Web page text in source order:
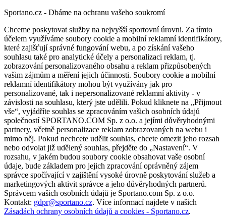
Sportano.cz - Dbáme na ochranu vašeho soukromí
Chceme poskytovat služby na nejvyšší sportovní úrovni. Za tímto
účelem využíváme soubory cookie a mobilní reklamní identifikátory,
které zajišťují správné fungování webu, a po získání vašeho
souhlasu také pro analytické účely a personalizaci reklam, tj.
zobrazování personalizovaného obsahu a reklam přizpůsobených
vašim zájmům a měření jejich účinnosti. Soubory cookie a mobilní
reklamní identifikátory mohou být využívány jak pro
personalizované, tak i nepersonalizované reklamní aktivity - v
závislosti na souhlasu, který jste udělili. Pokud kliknete na „Přijmout
vše“, vyjádříte souhlas se zpracováním vašich osobních údajů
společností SPORTANO.COM Sp. z o.o. a jejími důvěryhodnými
partnery, včetně personalizace reklam zobrazovaných na webu i
mimo něj. Pokud nechcete udělit souhlas, chcete omezit jeho rozsah
nebo odvolat již udělený souhlas, přejděte do „Nastavení“. V
rozsahu, v jakém budou soubory cookie obsahovat vaše osobní
údaje, bude základem pro jejich zpracování oprávněný zájem
správce spočívající v zajištění vysoké úrovně poskytování služeb a
marketingových aktivit správce a jeho důvěryhodných partnerů.
Správcem vašich osobních údajů je Sportano.com Sp. z o.o.
Kontakt: gdpr@sportano.cz. Více informací najdete v našich
Zásadách ochrany osobních údajů a cookies - Sportano.cz.